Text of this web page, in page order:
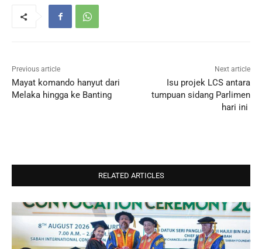
Previous article
Mayat komando hanyut dari
Melaka hingga ke Banting
Next article
Isu projek LCS antara
tumpuan sidang Parlimen
hari ini
RELATED ARTICLES